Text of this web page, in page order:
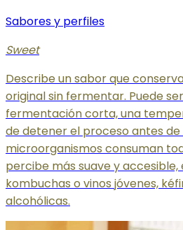
Sabores y perfiles
Sweet
Describe un sabor que
original sin fermentar. Puede
fermentación corta, una
de detener el proceso antes de
microorganismos consuman
percibe más suave y
kombuchas o vinos jóvenes,
alcohólicas.